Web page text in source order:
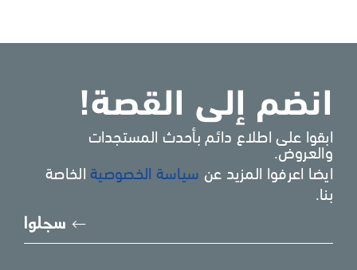
انضم إلى القصة!
ابقوا على اطلاع دائم بأحدث المستجدات
والعروض.
ايضا اعرفوا المزيد عن سياسة الخصوصية الخاصة
بنا.
سجلوا